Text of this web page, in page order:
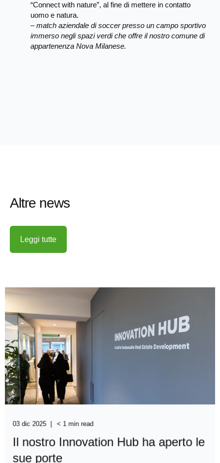
“Connect with nature”, al fine di mettere in contatto
uomo e natura.
– match aziendale di soccer presso un campo sportivo
immerso negli spazi verdi che offre il nostro comune di
appartenenza Nova Milanese.
Altre news
Leggi tutte
03 dic 2025 < 1 min read
Il nostro Innovation Hub ha aperto le
sue porte